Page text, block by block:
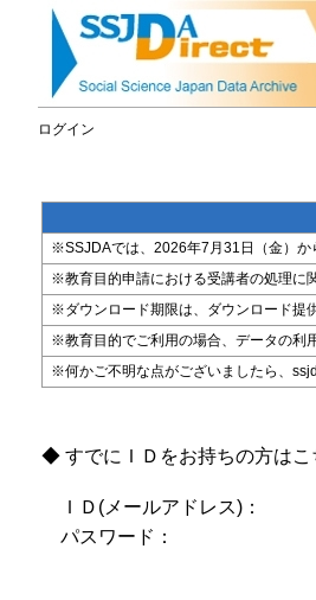
ログイン
※SSJDAでは、2026年7月31日（金）か
※教育目的申請における受講者の処理に
※ダウンロード期限は、ダウンロード提
※教育目的でご利用の場合、データの利
※何かご不明な点がございましたら、
◆ すでにＩＤをお持ちの方は
ＩＤ(メールアドレス)：
パスワード：